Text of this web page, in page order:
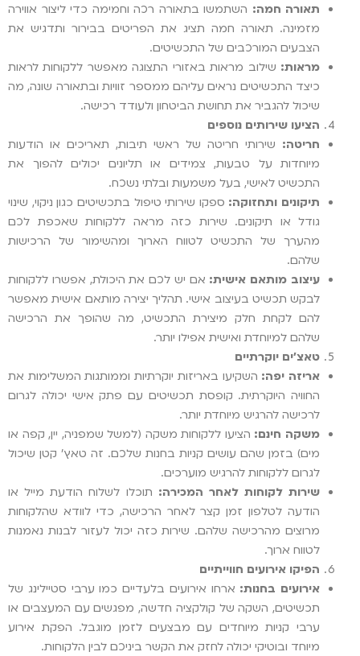
תאורה חמה: השתמשו בתאורה רכה וחמימה כדי ליצור אווירה
מזמינה. תאורה חמה תציג את הפריטים בבירור ותדגיש את
הצבעים המורכבים של התכשיטים.
מראות: שילוב מראות באזורי התצוגה מאפשר ללקוחות לראות
כיצד התכשיטים נראים עליהם ממספר זוויות ובתאורה שונה, מה
שיכול להגביר את תחושת הביטחון ולעודד רכישה.
הציעו שירותים נוספים
חריטה: שירותי חריטה של ראשי תיבות, תאריכים או הודעות
מיוחדות על טבעות, צמידים או תליונים יכולים להפוך את
התכשיט לאישי, בעל משמעות ובלתי נשכח.
תיקונים ותחזוקה: ספקו שירותי טיפול בתכשיטים כגון ניקוי, שינוי
גודל או תיקונים. שירות כזה מראה ללקוחות שאכפת לכם
מהערך של התכשיט לטווח הארוך ומהשימור של הרכישות
שלהם.
עיצוב מותאם אישית: אם יש לכם את היכולת, אפשרו ללקוחות
לבקש תכשיט בעיצוב אישי. תהליך יצירה מותאם אישית מאפשר
להם לקחת חלק מיצירת התכשיט, מה שהופך את הרכישה
שלהם למיוחדת ואישית אפילו יותר.
טאצ'ים יוקרתיים
אריזה יפה: השקיעו באריזות יוקרתיות וממותגות המשלימות את
החוויה היוקרתית. קופסת תכשיטים עם פתק אישי יכולה לגרום
לרכישה להרגיש מיוחדת יותר.
משקה חינם: הציעו ללקוחות משקה (למשל שמפניה, יין, קפה או
מים) בזמן שהם עושים קניות בחנות שלכם. זה טאץ' קטן שיכול
לגרום ללקוחות להרגיש מוערכים.
שירות לקוחות לאחר המכירה: תוכלו לשלוח הודעת מייל או
הודעה לטלפון זמן קצר לאחר הרכישה, כדי לוודא שהלקוחות
מרוצים מהרכישה שלהם. שירות כזה יכול לעזור לבנות נאמנות
לטווח ארוך.
הפיקו אירועים חווייתיים
אירועים בחנות: ארחו אירועים בלעדיים כמו ערבי סטיילינג של
תכשיטים, השקה של קולקציה חדשה, מפגשים עם המעצבים או
ערבי קניות מיוחדים עם מבצעים לזמן מוגבל. הפקת אירוע
מיוחד ובוטיקי יכולה לחזק את הקשר ביניכם לבין הלקוחות.